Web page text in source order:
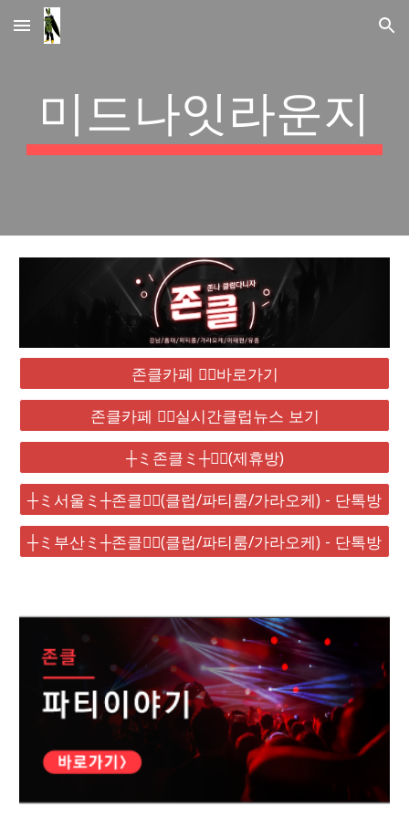
Skip to main content Skip to navigation
미드나잇라운지
존클카페 ❤️‍🔥바로가기
존클카페 ❤️‍🔥실시간클럽뉴스 보기
┼ミ존클ミ┼❤️‍🔥(제휴방)
┼ミ서울ミ┼존클❤️‍🔥(클럽/파티룸/가라오케) - 단톡방
┼ミ부산ミ┼존클❤️‍🔥(클럽/파티룸/가라오케) - 단톡방